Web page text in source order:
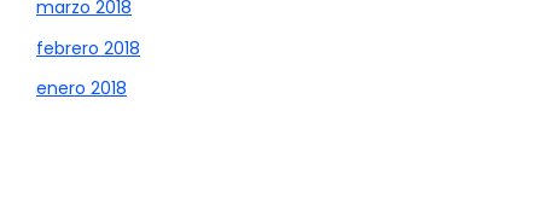
marzo 2018
febrero 2018
enero 2018